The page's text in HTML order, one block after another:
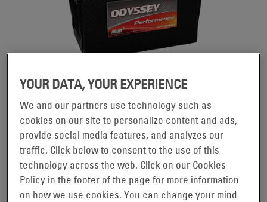
AKUMULATORY ODYSSEY®
PERFORMANCE
Akumulatory ODYSSEY® Performance Series™
zaprojektowano z myślą o obsłudze coraz większej
liczby odbiorników w nowoczesnych autach.
YOUR DATA, YOUR EXPERIENCE
We and our partners use technology such as
cookies on our site to personalize content and ads,
provide social media features, and analyzes our
traffic. Click below to consent to the use of this
technology across the web. Click on our Cookies
Policy in the footer of the page for more information
on how we use cookies. You can change your mind